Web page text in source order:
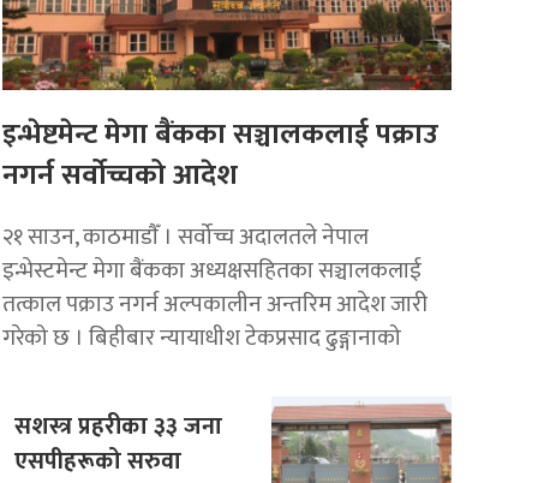
इन्भेष्टमेन्ट मेगा बैंकका सञ्चालकलाई पक्राउ
नगर्न सर्वोच्चको आदेश
२१ साउन, काठमाडाैँ । सर्वोच्च अदालतले नेपाल
इन्भेस्टमेन्ट मेगा बैंकका अध्यक्षसहितका सञ्चालकलाई
तत्काल पक्राउ नगर्न अल्पकालीन अन्तरिम आदेश जारी
गरेको छ । बिहीबार न्यायाधीश टेकप्रसाद ढुङ्गानाको
सशस्त्र प्रहरीका ३३ जना
एसपीहरूको सरुवा